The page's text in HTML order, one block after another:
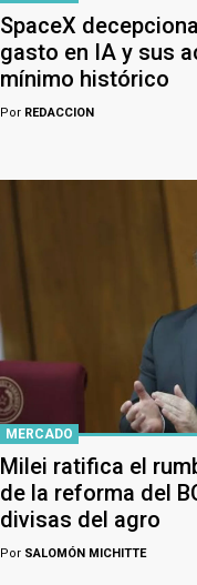
SpaceX
gasto en IA y sus
mínimo histórico
Por REDACCION
MERCADO
Milei ratifica el
de la reforma del
divisas del agro
Por SALOMÓN MICHITTE